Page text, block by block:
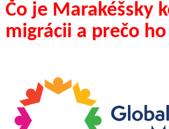
Čo je Marakéšsky
migrácii a prečo